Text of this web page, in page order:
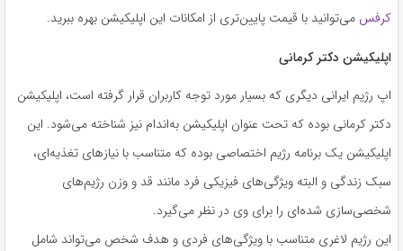
کرفس می‌توانید با قیمت پایین‌تری از امکانات این اپلیکیشن بهره ببرید.
اپلیکیشن دکتر کرمانی
اپ رژیم ایرانی دیگری که بسیار مورد توجه کاربران قرار گرفته است، اپلیکیشن
دکتر کرمانی بوده که تحت عنوان اپلیکیشن به‌اندام نیز شناخته می‌شود. این
اپلیکیشن یک برنامه رژیم اختصاصی بوده که متناسب با نیازهای تغذیه‌ای،
سبک زندگی و البته ویژگی‌های فیزیکی فرد مانند قد و وزن رژیم‌های
شخصی‌سازی شده‌ای را برای وی در نظر می‌گیرد.
این رژیم لاغری متناسب با ویژگی‌های فردی و هدف شخص می‌تواند شامل